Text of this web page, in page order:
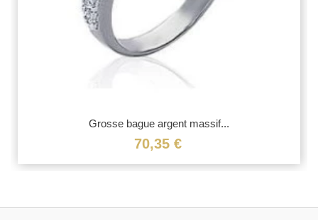
Grosse bague argent massif...
70,35 €